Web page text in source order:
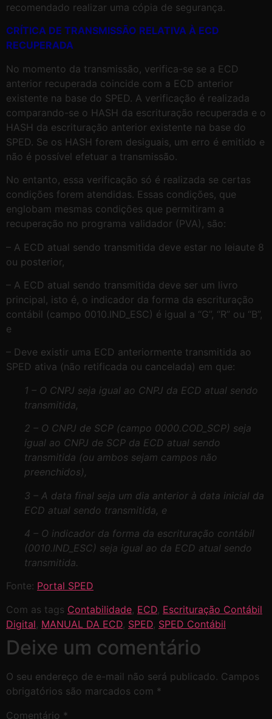
recomendado realizar uma cópia de segurança.
CRÍTICA DE TRANSMISSÃO RELATIVA À ECD
RECUPERADA
No momento da transmissão, verifica-se se a ECD
anterior recuperada coincide com a ECD anterior
existente na base do SPED. A verificação é realizada
comparando-se o HASH da escrituração recuperada e o
HASH da escrituração anterior existente na base do
SPED. Se os HASH forem desiguais, um erro é emitido e
não é possível efetuar a transmissão.
No entanto, essa verificação só é realizada se certas
condições forem atendidas. Essas condições, que
englobam mesmas condições que permitiram a
recuperação no programa validador (PVA), são:
– A ECD atual sendo transmitida deve estar no leiaute 8
ou posterior,
– A ECD atual sendo transmitida deve ser um livro
principal, isto é, o indicador da forma da escrituração
contábil (campo 0010.IND_ESC) é igual a “G”, “R” ou “B”,
e
– Deve existir uma ECD anteriormente transmitida ao
SPED ativa (não retificada ou cancelada) em que:
1 – O CNPJ seja igual ao CNPJ da ECD atual sendo
transmitida,
2 – O CNPJ de SCP (campo 0000.COD_SCP) seja
igual ao CNPJ de SCP da ECD atual sendo
transmitida (ou ambos sejam campos não
preenchidos),
3 – A data final seja um dia anterior à data inicial da
ECD atual sendo transmitida, e
4 – O indicador da forma da escrituração contábil
(0010.IND_ESC) seja igual ao da ECD atual sendo
transmitida.
Fonte: Portal SPED
Com as tags Contabilidade ECD Escrituração Contábil
Digital MANUAL DA ECD SPED SPED Contábil
Deixe um comentário
O seu endereço de e-mail não será publicado. Campos
obrigatórios são marcados com *
Comentário *